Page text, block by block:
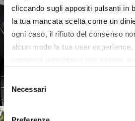
cliccando sugli appositi pulsanti in
la tua mancata scelta come un
ogni caso, il rifiuto del consenso
alcun modo la tua user
all’utilizzo di tutti, o solamente di
Selezione
del
consenso
Necessari